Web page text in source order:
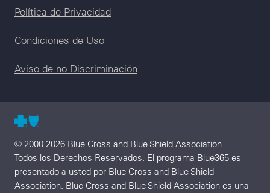
Legal menu
Política de Privacidad
Condiciones de Uso
Aviso de no Discriminación
© 2000-2026 Blue Cross and Blue Shield Association —
Todos los Derechos Reservados. El programa Blue365 es
presentado a usted por Blue Cross and Blue Shield
Association. Blue Cross and Blue Shield Association es una